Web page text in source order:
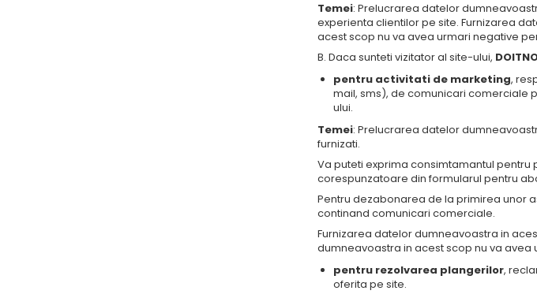
Temei: Prelucrarea datelor
experienta clientilor pe site. Furnizarea
acest scop nu va avea urmari negative
B. Daca sunteti vizitator al site-ului,
pentru activitati de marketing,
mail, sms), de comunicari comerciale
ului.
Temei: Prelucrarea datelor
furnizati.
Va puteti exprima consimtamantul
corespunzatoare din formularul pentru
Pentru dezabonarea de la primirea unor
continand comunicari comerciale.
Furnizarea datelor dumneavoastra in
dumneavoastra in acest scop nu va
pentru rezolvarea plangerilor,
oferita pe site.